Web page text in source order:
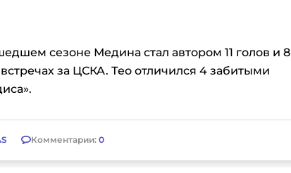
сезоне Медина стал автором 11 голов и 8
за ЦСКА. Тео отличился 4 забитыми
Комментарии: 0